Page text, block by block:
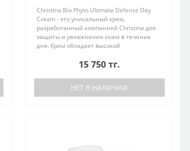
Christina Bio Phyto Ultimate Defense Day
Cream - это уникальный крем,
разработанный компанией Christina для
защиты и увлажнения кожи в течение
дня. Крем обладает высокой
использованию фитоэкстрактов и
15 750 тг.
НЕТ В НАЛИЧИИ